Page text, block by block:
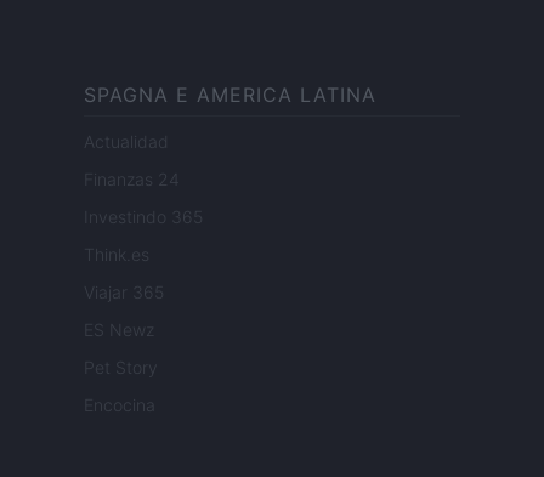
SPAGNA E AMERICA LATINA
Actualidad
Finanzas 24
Investindo 365
Think.es
Viajar 365
ES Newz
Pet Story
Encocina